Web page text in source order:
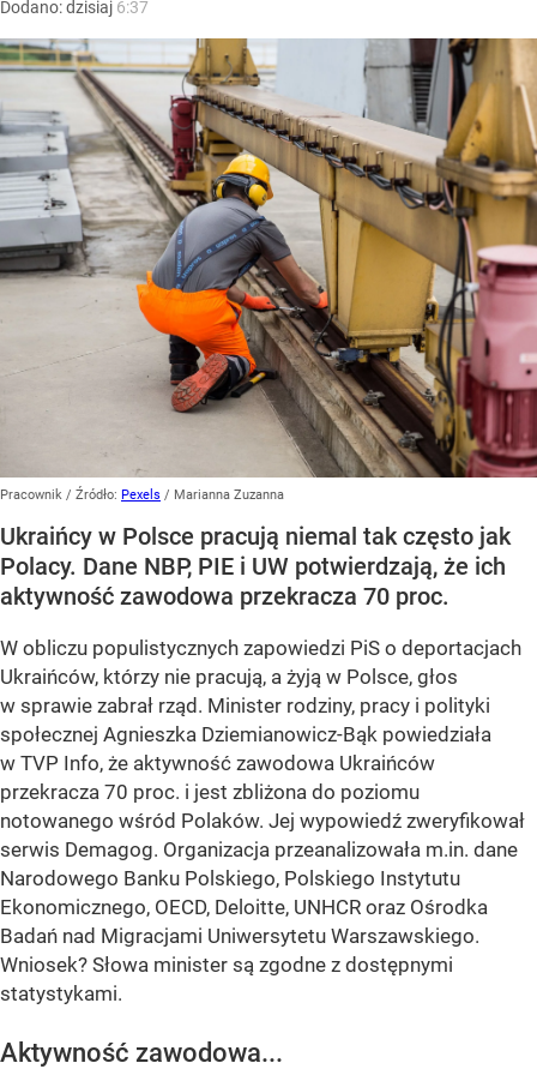
Dodano:dzisiaj 6:37
Pracownik / Źródło: Pexels / Marianna Zuzanna
Ukraińcy w Polsce pracują niemal tak często jak
Polacy. Dane NBP, PIE i UW potwierdzają, że ich
aktywność zawodowa przekracza 70 proc.
W obliczu populistycznych zapowiedzi PiS o deportacjach
Ukraińców, którzy nie pracują, a żyją w Polsce, głos
w sprawie zabrał rząd. Minister rodziny, pracy i polityki
społecznej Agnieszka Dziemianowicz-Bąk powiedziała
w TVP Info, że aktywność zawodowa Ukraińców
przekracza 70 proc. i jest zbliżona do poziomu
notowanego wśród Polaków. Jej wypowiedź zweryfikował
serwis Demagog. Organizacja przeanalizowała m.in. dane
Narodowego Banku Polskiego, Polskiego Instytutu
Ekonomicznego, OECD, Deloitte, UNHCR oraz Ośrodka
Badań nad Migracjami Uniwersytetu Warszawskiego.
Wniosek? Słowa minister są zgodne z dostępnymi
statystykami.
Aktywność zawodowa...